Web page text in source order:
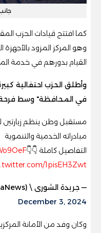
كما افتتح قيادات الحزب
وهو المركز المزود
القيام بدورهم في خدمة
في المحافظة" وسط فرحة
مستقبل وطن ينظم
مبادراته الخدمية والتنموية
التفاصيل كاملة 👇👇
1pisEH3Zwt
— جريدة الشورى \ Elshoura News (@ShouraNews)
December 3, 2024
وكان وفد من الأمانة